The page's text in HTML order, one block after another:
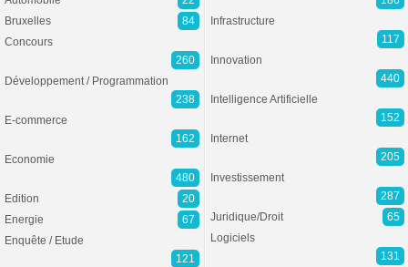
Bruxelles
84
Concours
260
Développement / Programmation
238
E-commerce
162
Economie
480
Edition
20
Energie
67
Enquête / Etude
121
Infrastructure
117
Innovation
440
Intelligence Artificielle
152
Internet
205
Investissement
287
Juridique/Droit
65
Logiciels
131